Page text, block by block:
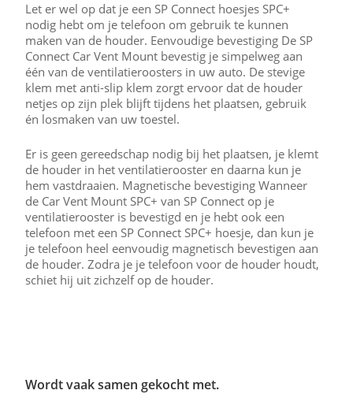
Let er wel op dat je een SP Connect hoesjes SPC+
nodig hebt om je telefoon om gebruik te kunnen
maken van de houder. Eenvoudige bevestiging De SP
Connect Car Vent Mount bevestig je simpelweg aan
één van de ventilatieroosters in uw auto. De stevige
klem met anti-slip klem zorgt ervoor dat de houder
netjes op zijn plek blijft tijdens het plaatsen, gebruik
én losmaken van uw toestel.
Er is geen gereedschap nodig bij het plaatsen, je klemt
de houder in het ventilatierooster en daarna kun je
hem vastdraaien. Magnetische bevestiging Wanneer
de Car Vent Mount SPC+ van SP Connect op je
ventilatierooster is bevestigd en je hebt ook een
telefoon met een SP Connect SPC+ hoesje, dan kun je
je telefoon heel eenvoudig magnetisch bevestigen aan
de houder. Zodra je je telefoon voor de houder houdt,
schiet hij uit zichzelf op de houder.
Wordt vaak samen gekocht met.